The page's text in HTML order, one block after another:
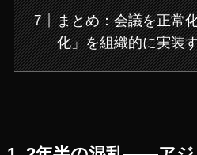
まとめ：会議を正常
化」を組織的に実装